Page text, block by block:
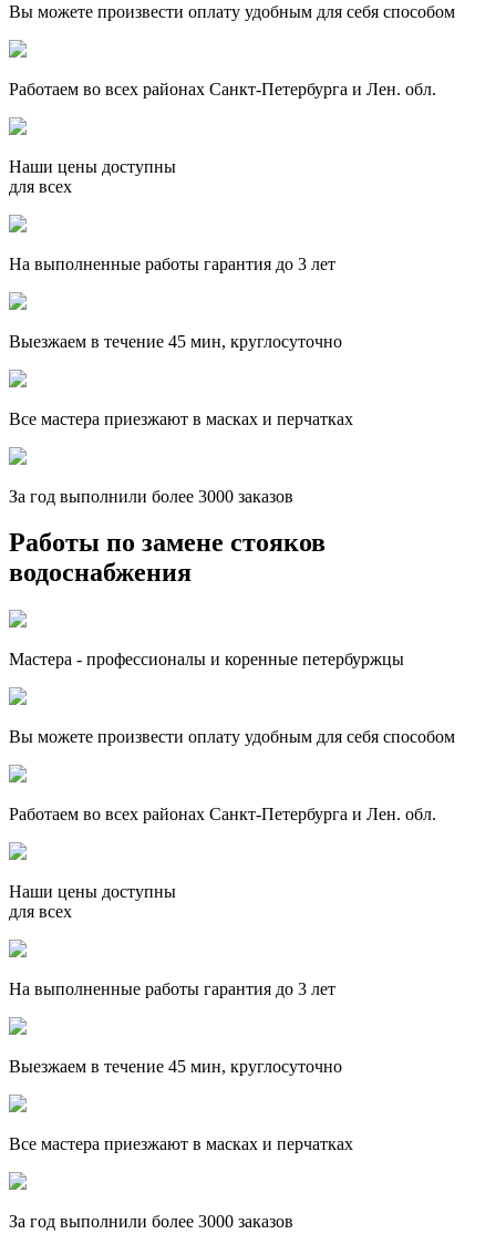
Вы можете произвести оплату удобным для себя способом
Работаем во всех районах Санкт-Петербурга и Лен. обл.
Наши цены доступны
для всех
На выполненные работы гарантия до 3 лет
Выезжаем в течение 45 мин, круглосуточно
Все мастера приезжают в масках и перчатках
За год выполнили более 3000 заказов
Работы по замене стояков
водоснабжения
Мастера - профессионалы и коренные петербуржцы
Вы можете произвести оплату удобным для себя способом
Работаем во всех районах Санкт-Петербурга и Лен. обл.
Наши цены доступны
для всех
На выполненные работы гарантия до 3 лет
Выезжаем в течение 45 мин, круглосуточно
Все мастера приезжают в масках и перчатках
За год выполнили более 3000 заказов